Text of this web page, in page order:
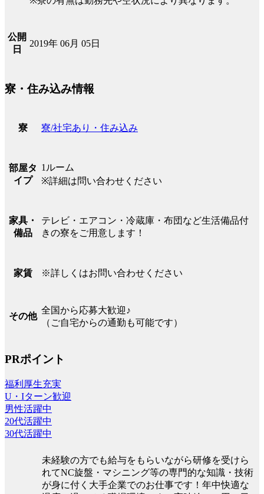
公開
日
2019年 06月 05日
寮・住み込み情報
寮 寮/社宅あり・住み込み
部屋タ
イプ
1ルーム
※詳細は問い合わせください
家具・
備品
テレビ・エアコン・冷蔵庫・布団など生活備品付
きの寮をご用意します！
家賃 ※詳しくはお問い合わせください
その他
全国から応募大歓迎♪
（ご自宅からの通勤も可能です）
PRポイント
福利厚生充実
U・Iターン歓迎
男性活躍中
20代活躍中
30代活躍中
未経験の方でも給与をもらいながら研修を受けら
れてNC旋盤・マシニング等の専門的な知識・技術
が身に付く大手企業でのお仕事です！年中快適な